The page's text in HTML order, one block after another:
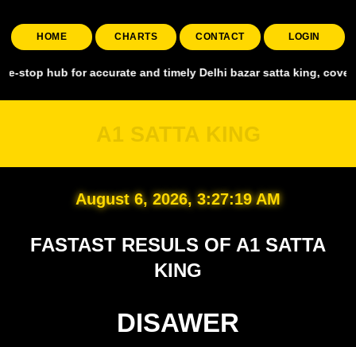
HOME CHARTS CONTACT LOGIN
hub for accurate and timely Delhi bazar satta king, covering
A1 SATTA KING
August 6, 2026, 3:27:20 AM
FASTAST RESULS OF A1 SATTA
KING
DISAWER